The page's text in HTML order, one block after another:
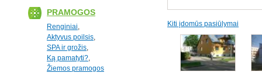
PRAMOGOS
Renginiai,
Aktyvus poilsis,
SPA ir grožis,
Ką pamatyti?,
Žiemos pramogos
Kiti įdomūs pasiūlymai